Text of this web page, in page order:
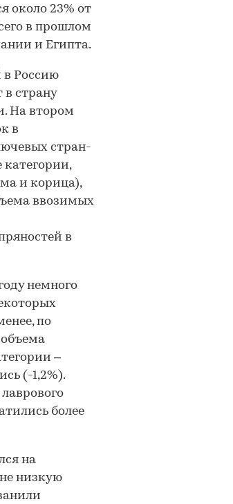
около 23% от
в прошлом
и Египта.
в Россию
в страну
На втором
в
стран-
и корица),
ввозимых
в
немного
по
–
(-1,2%).
более
на
низкую